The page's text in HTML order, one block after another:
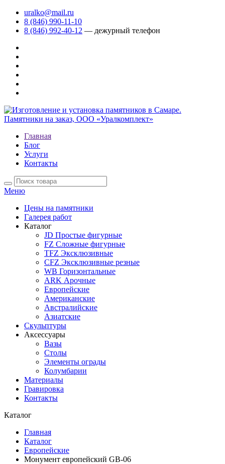
uralko@mail.ru
8 (846) 990-11-10
8 (846) 992-40-12 — дежурный телефон
Главная
Блог
Услуги
Контакты
Меню
Цены на памятники
Галерея работ
Каталог
JD Простые фигурные
FZ Сложные фигурные
TFZ Эксклюзивные
CFZ Эксклюзивные резные
WB Горизонтальные
ARK Арочные
Европейские
Американские
Австралийские
Азиатские
Скульптуры
Аксессуары
Вазы
Столы
Элементы ограды
Колумбарии
Материалы
Гравировка
Контакты
Каталог
Главная
Каталог
Европейские
Монумент европейский GB-06